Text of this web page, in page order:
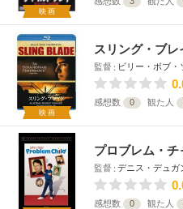
映画
映画
スリング・ブレ
監督 ビリー・ボブ・
感想数 0 観た人
プロブレム・
監督 デニス・デュガ
感想数 0 観た人